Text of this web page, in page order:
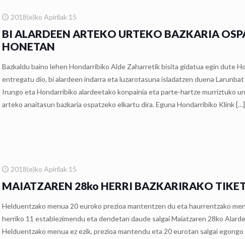
2018(e)ko Apirilak 15
BI ALARDEEN ARTEKO URTEKO BAZKARIA
HONETAN
Bazkaldu baino lehen Hondarribiko Alde Zaharretik bisita gidatua egin dute
entregatu dio, bi alardeen indarra eta luzarotasuna isladatzen duena
Irungo eta Hondarribiko alardeetako konpainia eta parte-hartze murriztuko
arteko anaitasun bazkaria ospatzeko elkartu dira. Eguna Hondarribiko Klink[…]
2018(e)ko Apirilak 15
MAIATZAREN 28ko HERRI BAZKARIRAKO
Helduentzako menua 20 euroko prezioa mantentzen du eta haurrentzako
herriko 11 establezimendu eta dendetan daude salgai Maiatzaren 28ko
Helduentzako menua ez ezik, prezioa mantendu eta 20 eurotan salgai